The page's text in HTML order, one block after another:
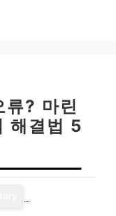
류? 마린
해결법 5